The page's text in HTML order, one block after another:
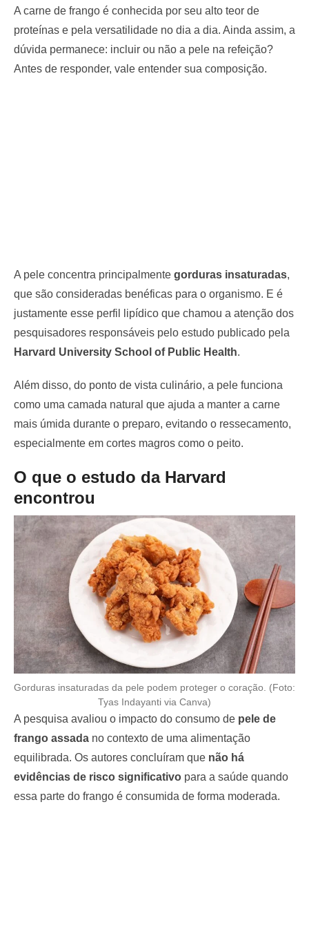
A carne de frango é conhecida por seu alto teor de
proteínas e pela versatilidade no dia a dia. Ainda assim, a
dúvida permanece: incluir ou não a pele na refeição?
Antes de responder, vale entender sua composição.
A pele concentra principalmente gorduras insaturadas,
que são consideradas benéficas para o organismo. E é
justamente esse perfil lipídico que chamou a atenção dos
pesquisadores responsáveis pelo estudo publicado pela
Harvard University School of Public Health.
Além disso, do ponto de vista culinário, a pele funciona
como uma camada natural que ajuda a manter a carne
mais úmida durante o preparo, evitando o ressecamento,
especialmente em cortes magros como o peito.
O que o estudo da Harvard
encontrou
Gorduras insaturadas da pele podem proteger o coração. (Foto:
Tyas Indayanti via Canva)
A pesquisa avaliou o impacto do consumo de pele de
frango assada no contexto de uma alimentação
equilibrada. Os autores concluíram que não há
evidências de risco significativo para a saúde quando
essa parte do frango é consumida de forma moderada.